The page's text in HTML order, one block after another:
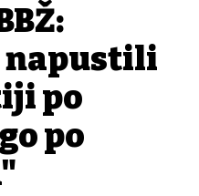
napustili
po
po